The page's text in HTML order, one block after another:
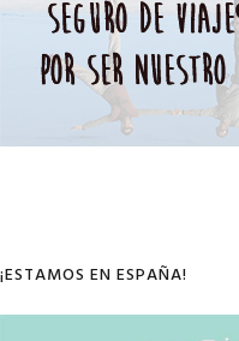
¡ESTAMOS EN ESPAÑA!